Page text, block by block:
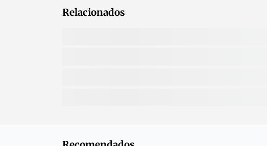
Relacionados